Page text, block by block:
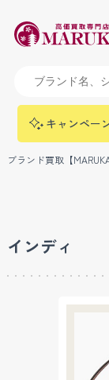
キャンペー
ブランド買取【
インディ